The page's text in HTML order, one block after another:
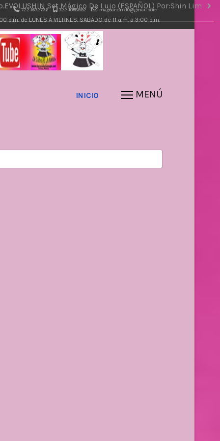
722-1672736 722-1058992 magoandrix10@gmail.com
de LUNES A VIERNES. SABADO de 11 a.m. a 3:00 p.m.
INICIO
EVOLUSHIN Set Mágico De Lujo (ESPAÑOL) Por:Shin Lim